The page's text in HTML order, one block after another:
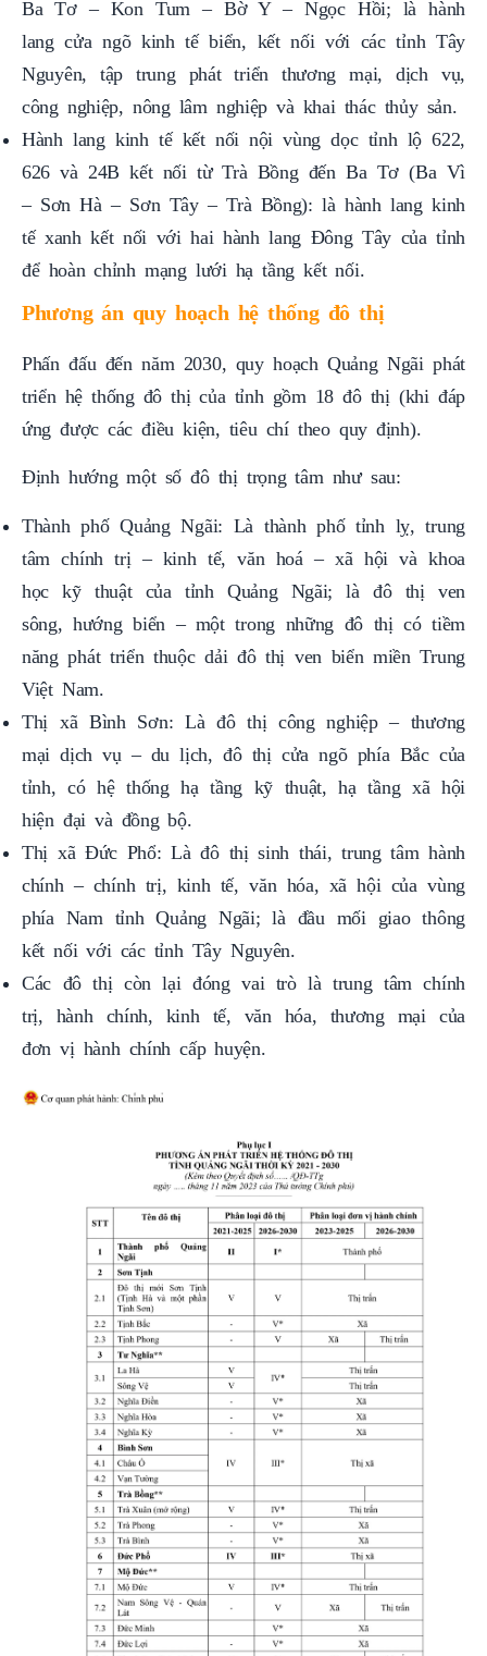
Nguyên, tập trung phát triển thương mại, dịch vụ,
công nghiệp, nông lâm nghiệp và khai thác thủy sản.
Hành lang kinh tế kết nối nội vùng dọc tỉnh lộ 622,
626 và 24B kết nối từ Trà Bồng đến Ba Tơ (Ba Vì
– Sơn Hà – Sơn Tây – Trà Bồng): là hành lang kinh
tế xanh kết nối với hai hành lang Đông Tây của tỉnh
để hoàn chỉnh mạng lưới hạ tầng kết nối.
Phương án quy hoạch hệ thống đô thị
Phấn đấu đến năm 2030, quy hoạch Quảng Ngãi phát
triển hệ thống đô thị của tỉnh gồm 18 đô thị (khi đáp
ứng được các điều kiện, tiêu chí theo quy định).
Định hướng một số đô thị trọng tâm như sau:
Thành phố Quảng Ngãi: Là thành phố tỉnh lỵ, trung
tâm chính trị – kinh tế, văn hoá – xã hội và khoa
học kỹ thuật của tỉnh Quảng Ngãi; là đô thị ven
sông, hướng biển – một trong những đô thị có tiềm
năng phát triển thuộc dải đô thị ven biển miền Trung
Việt Nam.
Thị xã Bình Sơn: Là đô thị công nghiệp – thương
mại dịch vụ – du lịch, đô thị cửa ngõ phía Bắc của
tỉnh, có hệ thống hạ tầng kỹ thuật, hạ tầng xã hội
hiện đại và đồng bộ.
Thị xã Đức Phổ: Là đô thị sinh thái, trung tâm hành
chính – chính trị, kinh tế, văn hóa, xã hội của vùng
phía Nam tỉnh Quảng Ngãi; là đầu mối giao thông
kết nối với các tỉnh Tây Nguyên.
Các đô thị còn lại đóng vai trò là trung tâm chính
trị, hành chính, kinh tế, văn hóa, thương mại của
đơn vị hành chính cấp huyện.